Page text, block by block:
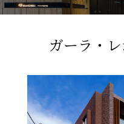
ガーラ・